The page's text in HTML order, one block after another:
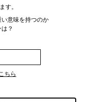
す。
意味を持つのか
？
こちら